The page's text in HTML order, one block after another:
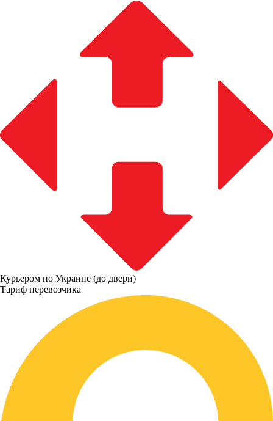
Курьером по Украине (до двери)
Тариф перевозчика